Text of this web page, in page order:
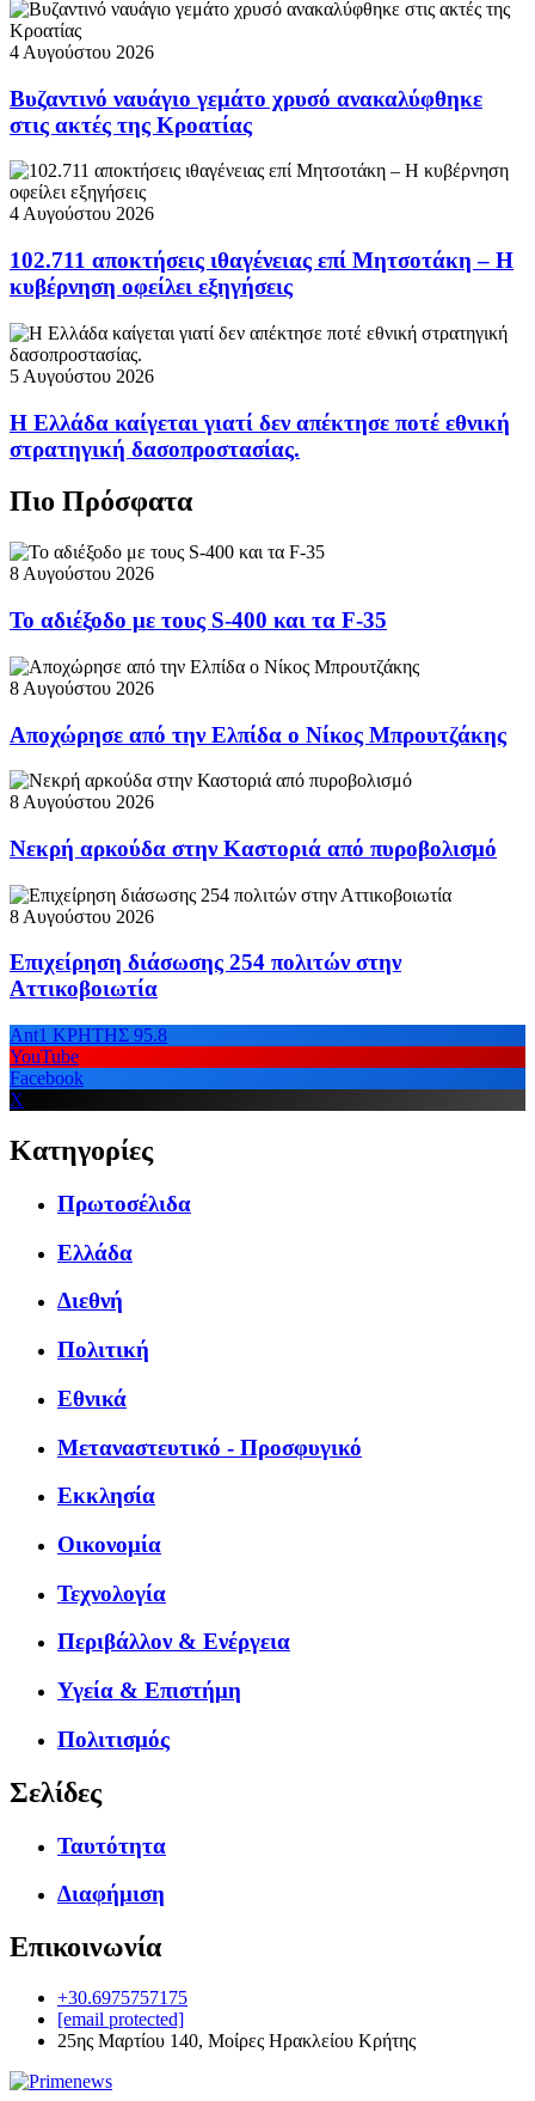
4 Αυγούστου 2026
Βυζαντινό ναυάγιο γεμάτο χρυσό ανακαλύφθηκε
στις ακτές της Κροατίας
4 Αυγούστου 2026
102.711 αποκτήσεις ιθαγένειας επί Μητσοτάκη – Η
κυβέρνηση οφείλει εξηγήσεις
5 Αυγούστου 2026
Η Ελλάδα καίγεται γιατί δεν απέκτησε ποτέ εθνική
στρατηγική δασοπροστασίας.
Πιο Πρόσφατα
8 Αυγούστου 2026
Το αδιέξοδο με τους S-400 και τα F-35
8 Αυγούστου 2026
Αποχώρησε από την Ελπίδα ο Νίκος Μπρουτζάκης
8 Αυγούστου 2026
Νεκρή αρκούδα στην Καστοριά από πυροβολισμό
8 Αυγούστου 2026
Επιχείρηση διάσωσης 254 πολιτών στην
Αττικοβοιωτία
Ant1 ΚΡΗΤΗΣ 95.8
YouTube
Facebook
X
Κατηγορίες
Πρωτοσέλιδα
Ελλάδα
Διεθνή
Πολιτική
Εθνικά
Μεταναστευτικό - Προσφυγικό
Εκκλησία
Οικονομία
Τεχνολογία
Περιβάλλον & Ενέργεια
Υγεία & Επιστήμη
Πολιτισμός
Σελίδες
Ταυτότητα
Διαφήμιση
Επικοινωνία
+30.6975757175
[email protected]
25ης Μαρτίου 140, Μοίρες Ηρακλείου Κρήτης